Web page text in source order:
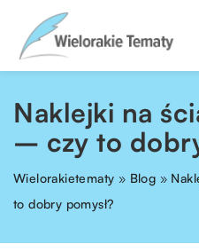
Naklejki na
– czy to
Wielorakietematy » Blog »
to dobry pomysł?